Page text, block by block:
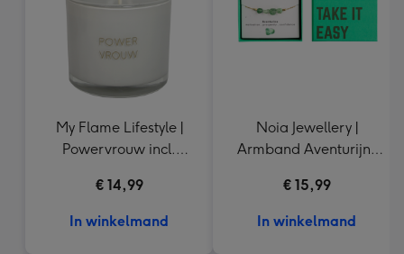
My Flame Lifestyle |
Powervrouw incl.
€ 14,99
In winkelmand
Noia Jewellery |
Armband Aventurijn |
€ 15,99
In winkelmand